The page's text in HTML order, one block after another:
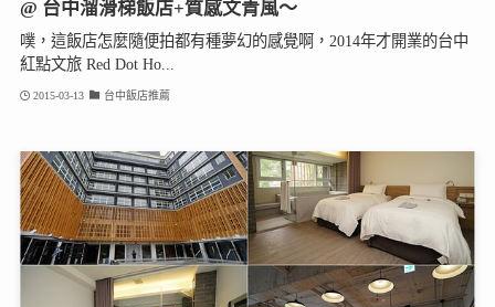
@ 台中溜滑梯飯店+質感文青風～
噗，這飯店怎麼隨便拍都有種夢幻的感覺啊，2014年才開業的台中
紅點文旅 Red Dot Ho...
2015-03-13 台中飯店推薦